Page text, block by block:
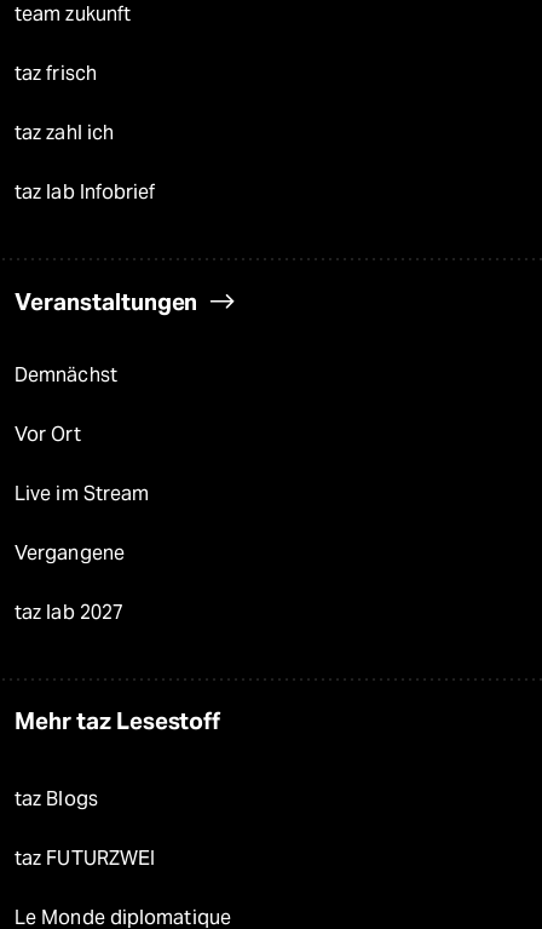
team zukunft
taz frisch
taz zahl ich
taz lab Infobrief
Veranstaltungen
Demnächst
Vor Ort
Live im Stream
Vergangene
taz lab 2027
Mehr taz Lesestoff
taz Blogs
taz FUTURZWEI
Le Monde diplomatique